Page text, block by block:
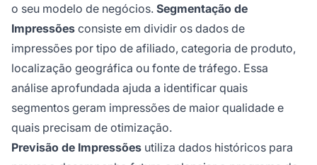
o seu modelo de negócios. Segmentação de
Impressões consiste em dividir os dados de
impressões por tipo de afiliado, categoria de produto,
localização geográfica ou fonte de tráfego. Essa
análise aprofundada ajuda a identificar quais
segmentos geram impressões de maior qualidade e
quais precisam de otimização.
Previsão de Impressões utiliza dados históricos para